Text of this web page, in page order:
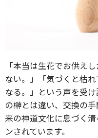
「本当は生花でお供え
ない。」「気づくと枯
なる。」という声を受
の榊とは違い、交換の
来の神道文化に息づく
ンされています。